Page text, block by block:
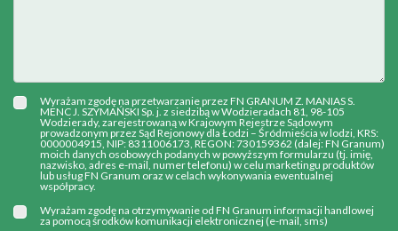
Wyrażam zgodę na przetwarzanie przez FN GRANUM Z. MANIAS S.
MENC J. SZYMAŃSKI Sp. j. z siedzibą w Wodzieradach 81, 98-105
Wodzierady, zarejestrowaną w Krajowym Rejestrze Sądowym
prowadzonym przez Sąd Rejonowy dla Łodzi – Śródmieścia w lodzi, KRS:
0000004915, NIP: 8311006173, REGON: 730159362 (dalej: FN Granum)
moich danych osobowych podanych w powyższym formularzu (tj. imię,
nazwisko, adres e-mail, numer telefonu) w celu marketingu produktów
lub usług FN Granum oraz w celach wykonywania ewentualnej
współpracy.
Wyrażam zgodę na otrzymywanie od FN Granum informacji handlowej
za pomocą środków komunikacji elektronicznej (e-mail, sms)